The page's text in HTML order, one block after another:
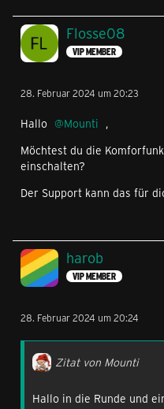
Flosse08
VIP MEMBER
28. Februar 2024 um 20:23
Hallo Mounti ,
Möchtest du die
einschalten?
Der Support kann das für
harob
VIP MEMBER
28. Februar 2024 um 20:24
Zitat von Mounti
Hallo in die Runde und